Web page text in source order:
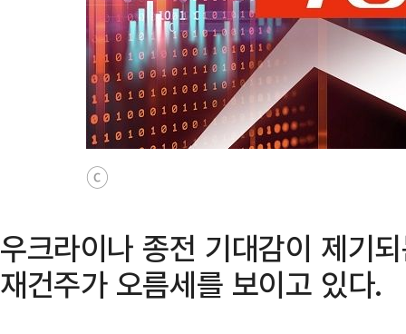
ⓒ
우크라이나 종전 기대감이 제기
재건주가 오름세를 보이고 있다.